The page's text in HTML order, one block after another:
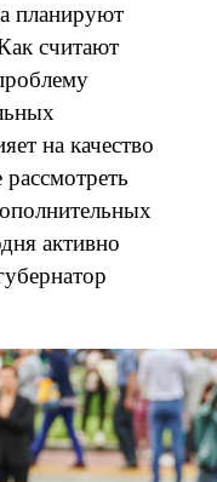
планируют
считают
на качество
активно